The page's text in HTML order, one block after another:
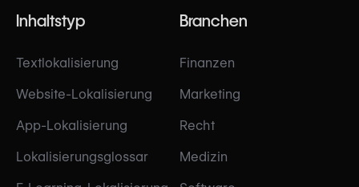
Inhaltstyp
Textlokalisierung
Website-Lokalisierung
App-Lokalisierung
Lokalisierungsglossar
Branchen
Finanzen
Marketing
Recht
Medizin